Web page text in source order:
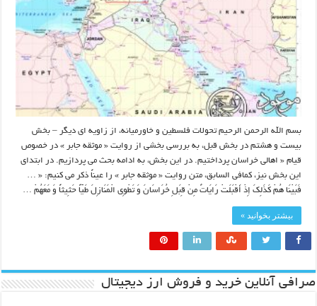
بسم الله الرحمن الرحیم تحولات فلسطین و خاورمیانه، از زاویه ای دیگر – بخش
بیست و هشتم در بخش قبل، به بررسی بخشی از روایت « موثقه جابر » در خصوص
قیام « اهالی خراسان پرداختیم. در این بخش، به ادامه بحث می پردازیم. در ابتدای
این بخش نیز، کمافی السابق، متن روایت « موثقه جابر » را عیناً ذکر می کنیم: « …
فَبَیْنَا هُمْ کَذَلِکَ إِذْ أَقْبَلَتْ رَایَاتٌ مِنْ قِبَلِ خُرَاسَانَ وَ تَطْوِی الْمَنَازِلَ طَیّاً حَثِیثاً وَ مَعَهُمْ …
بیشتر بخوانید »
صرافی آنلاین خرید و فروش ارز دیجیتال